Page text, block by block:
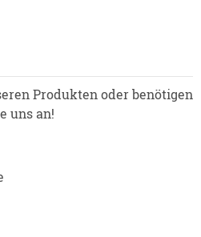
Produkten oder benötigen
uns an!